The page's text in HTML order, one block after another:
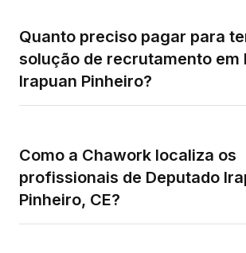
Quanto preciso pagar para
solução de recrutamento em
Irapuan Pinheiro?
Como a Chawork localiza os
profissionais de Deputado
Pinheiro, CE?